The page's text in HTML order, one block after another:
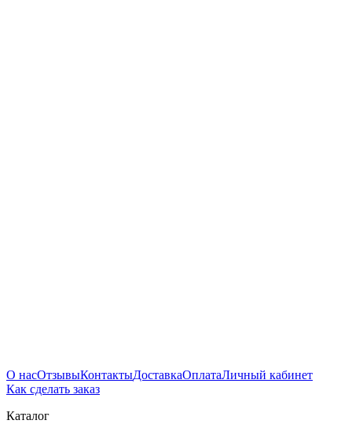
О насОтзывыКонтактыДоставкаОплатаЛичный кабинет
Как сделать заказ
Каталог